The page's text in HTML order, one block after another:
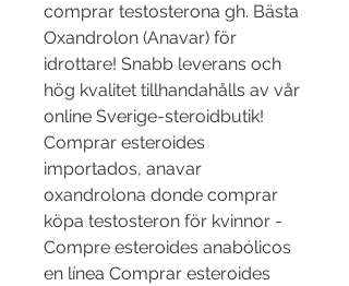
comprar testosterona gh. Bästa
Oxandrolon (Anavar) för
idrottare! Snabb leverans och
hög kvalitet tillhandahålls av vår
online Sverige-steroidbutik!
Comprar esteroides
importados, anavar
oxandrolona donde comprar
köpa testosteron för kvinnor -
Compre esteroides anabólicos
en línea Comprar esteroides